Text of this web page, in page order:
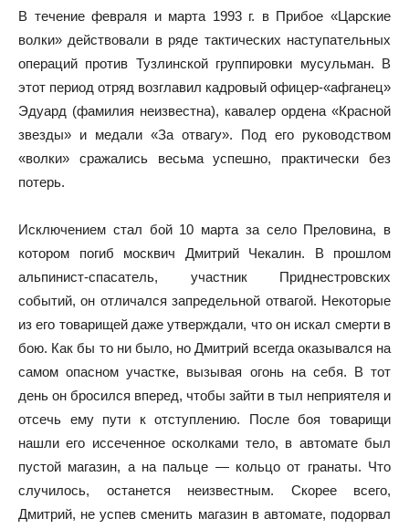
В течение февраля и марта 1993 г. в Прибое «Царские
волки» действовали в ряде тактических наступательных
операций против Тузлинской группировки мусульман. В
этот период отряд возглавил кадровый офицер-«афганец»
Эдуард (фамилия неизвестна), кавалер ордена «Красной
звезды» и медали «За отвагу». Под его руководством
«волки» сражались весьма успешно, практически без
потерь.
Исключением стал бой 10 марта за село Преловина, в
котором погиб москвич Дмитрий Чекалин. В прошлом
альпинист-спасатель, участник Приднестровских
событий, он отличался запредельной отвагой. Некоторые
из его товарищей даже утверждали, что он искал смерти в
бою. Как бы то ни было, но Дмитрий всегда оказывался на
самом опасном участке, вызывая огонь на себя. В тот
день он бросился вперед, чтобы зайти в тыл неприятеля и
отсечь ему пути к отступлению. После боя товарищи
нашли его иссеченное осколками тело, в автомате был
пустой магазин, а на пальце — кольцо от гранаты. Что
случилось, останется неизвестным. Скорее всего,
Дмитрий, не успев сменить магазин в автомате, подорвал